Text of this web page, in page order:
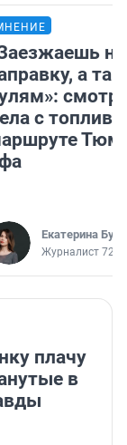
на
а
с
Екатерина
Журналист
плачу
в